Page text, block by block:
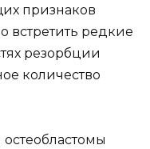
признаков
встретить редкие
резорбции
количество